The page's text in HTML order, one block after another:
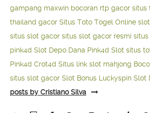
gampang maxwin bocoran rtp gacor situs
thailand gacor Situs Toto Togel Online
situs slot gacor situs slot gacor resmi
pink4d Slot Depo Dana Pink4d Slot situs
Pink4d Crot4d Situs link slot mahjong
situs slot gacor Slot Bonus Luckyspin Slot
posts by Cristiano Silva